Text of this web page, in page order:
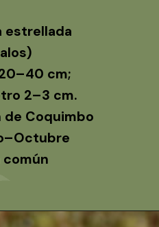
estrellada
cm;
cm.
de Coquimbo